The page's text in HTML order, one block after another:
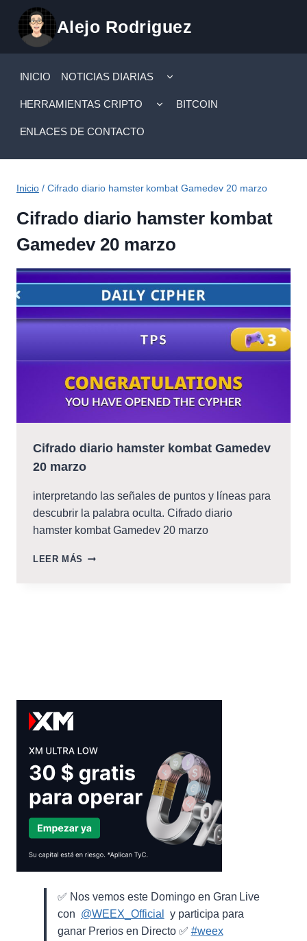
contenido
Alejo Rodriguez
INICIO NOTICIAS DIARIAS
ALTERNAR
HERRAMIENTAS CRIPTO
ALTERNAR
MENÚ
BITCOIN
ENLACES DE CONTACTO
Inicio / Cifrado diario hamster kombat Gamedev 20 marzo
Cifrado diario hamster kombat
Gamedev 20 marzo
Cifrado diario hamster kombat Gamedev
20 marzo
interpretando las señales de puntos y líneas para
descubrir la palabra oculta. Cifrado diario
hamster kombat Gamedev 20 marzo
LEER MÁS CIFRADO
✅ Nos vemos este Domingo en Gran Live
con ⁨ @WEEX_Official
⁩ y participa para
ganar Prerios en Directo ✅ #weex